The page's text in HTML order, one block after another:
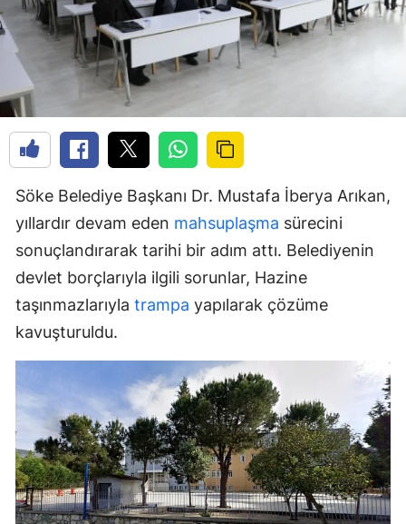
Söke Belediye Başkanı Dr. Mustafa İberya Arıkan,
yıllardır devam eden mahsuplaşma sürecini
sonuçlandırarak tarihi bir adım attı. Belediyenin
devlet borçlarıyla ilgili sorunlar, Hazine
taşınmazlarıyla trampa yapılarak çözüme
kavuşturuldu.